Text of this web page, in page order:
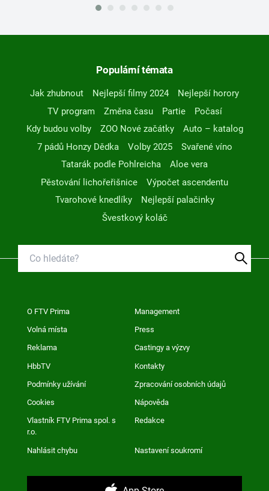
Populární témata
Jak zhubnout Nejlepší filmy 2024
Nejlepší horory
TV program
Změna času Partie
Počasí
Kdy budou volby
ZOO Nové začátky
Auto – katalog
7 pádů Honzy Dědka
Volby 2025
Svařené víno
Tatarák podle Pohlreicha
Aloe vera
Pěstování lichořeřišnice
Výpočet ascendentu
Tvarohové knedlíky
Nejlepší palačinky
Švestkový koláč
O FTV Prima Management
Volná místa Press
Reklama Castingy a výzvy
HbbTV Kontakty
Podmínky užívání Zpracování osobních údajů
Cookies Nápověda
Vlastník FTV Prima spol. s
r.o.
Redakce
Nahlásit chybu Nastavení soukromí